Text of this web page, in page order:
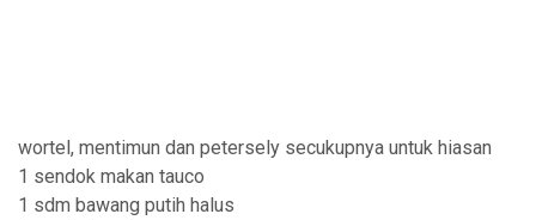
wortel, mentimun dan petersely secukupnya untuk hiasan
1 sendok makan tauco
1 sdm bawang putih halus